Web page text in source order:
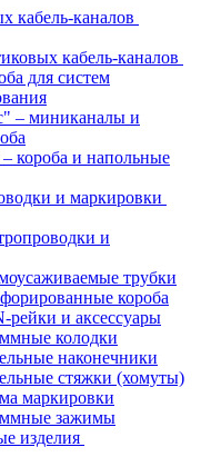
кабель-каналов
кабель-каналов
для систем
– миниканалы и
короба и напольные
и маркировки
и
трубки
короба
рейки и аксессуары
колодки
наконечники
стяжки (хомуты)
маркировки
зажимы
изделия